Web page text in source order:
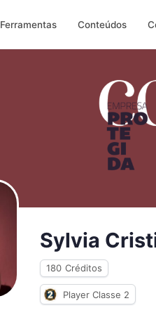
Ferramentas Conteúdos
Sylvia
180 Créditos
Player Classe 2